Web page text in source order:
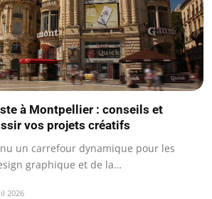
à Montpellier : conseils et
vos projets créatifs
un carrefour dynamique pour les
graphique et de la…
2026